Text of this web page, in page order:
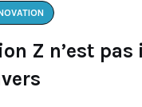
Z n’est